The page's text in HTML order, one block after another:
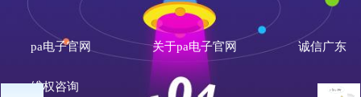
pa电子官网 关于pa电子官网 诚信广东
维权咨询